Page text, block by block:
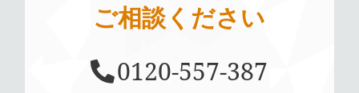
ご相談ください
0120-557-387